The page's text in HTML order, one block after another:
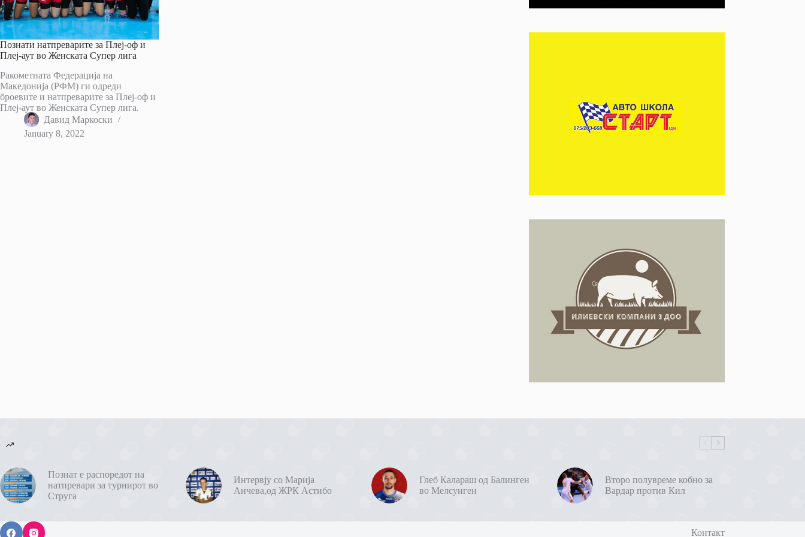
Познати натпреварите за Плеј-оф и
Плеј-аут во Женската Супер лига
Ракометната Федерација на
Македонија (РФМ) ги одреди
броевите и натпреварите за Плеј-оф и
Плеј-аут во Женската Супер лига.
Давид Маркоски
January 8, 2022
Познат е распоредот на
натпревари за турнирот во
Струга
Интервју со Марија
Анчева,од ЖРК Астибо
Глеб Калараш од Балинген
во Мелсунген
Второ полувреме кобно за
Вардар против Кил
Контакт